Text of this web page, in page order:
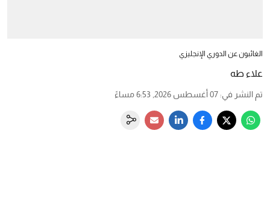
الغائبون عن الدوري الإنجليزي
علاء طه
تم النشر في: 07 أغسطس 2026, 6:53 مساءً